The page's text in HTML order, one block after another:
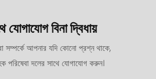
যোগাযোগ বিনা দ্বিধায়
সম্পর্কে আপনার যদি কোনো প্রশ্ন থাকে,
পরিষেবা দলের সাথে যোগাযোগ করুন।